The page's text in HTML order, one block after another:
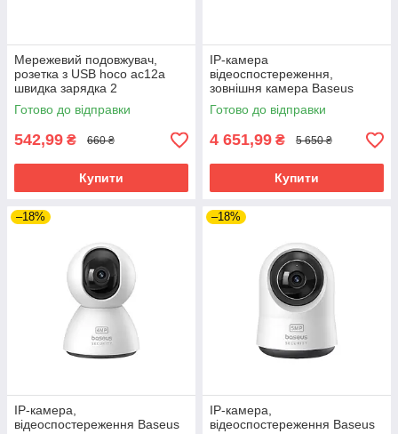
Мережевий подовжувач,
розетка з USB hoco ac12a
швидка зарядка 2
евророзетки 4 USB
Готово до відправки
542,99 ₴ 660 ₴
Купити
IP-камера
відеоспостереження,
зовнішня камера Baseus
Security B1 2K 7800 мА·год
Готово до відправки
4 651,99 ₴ 5 650 ₴
Купити
–18%
IP-камера,
відеоспостереження Baseus
–18%
IP-камера,
відеоспостереження Baseus